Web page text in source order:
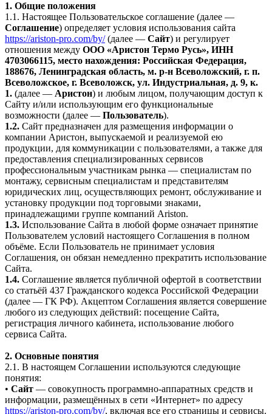
1. Общие положения
1.1. Настоящее Пользовательское соглашение (далее —
Соглашение) определяет условия использования сайта
https://ariston-pro.com/by/(далее — Сайт) и регулирует
отношения между ООО «Аристон Термо Русь», ИНН
4703066115, место нахождения: Российская Федерация,
188676, Ленинградская область, м. р-н Всеволожский, г. п.
Всеволожское, г. Всеволожск, ул. Индустриальная, д. 9, к.
1. (далее — Аристон) и любым лицом, получающим доступ к
Сайту и/или использующим его функциональные
возможности (далее — Пользователь).
1.2. Сайт предназначен для размещения информации о
компании Аристон, выпускаемой и реализуемой ею
продукции, для коммуникации с пользователями, а также для
предоставления специализированных сервисов
профессиональным участникам рынка — специалистам по
монтажу, сервисным специалистам и представителям
юридических лиц, осуществляющих ремонт, обслуживание и
установку продукции под торговыми знаками,
принадлежащими группе компаний Ariston.
1.3. Использование Сайта в любой форме означает принятие
Пользователем условий настоящего Соглашения в полном
объёме. Если Пользователь не принимает условия
Соглашения, он обязан немедленно прекратить использование
Сайта.
1.4. Соглашение является публичной офертой в соответствии
со статьёй 437 Гражданского кодекса Российской Федерации
(далее — ГК РФ). Акцептом Соглашения является совершение
любого из следующих действий: посещение Сайта,
регистрация личного кабинета, использование любого
сервиса Сайта.
2. Основные понятия
2.1. В настоящем Соглашении используются следующие
понятия:
• Сайт — совокупность программно-аппаратных средств и
информации, размещённых в сети «Интернет» по адресу
https://ariston-pro.com/by/, включая все его страницы и сервисы.